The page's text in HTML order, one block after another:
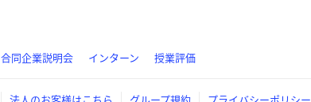
合同企業説明会 インターン 授業評価